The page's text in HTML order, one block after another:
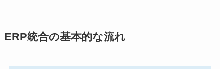
ERP統合の基本的な流れ